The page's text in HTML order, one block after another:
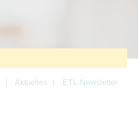
Aktuelles ETL-Newsletter